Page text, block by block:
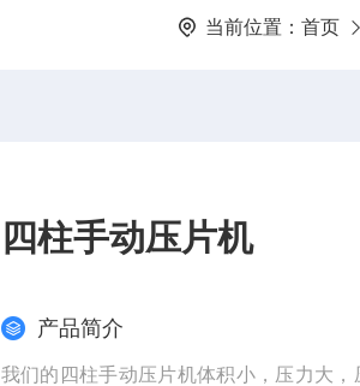
当前位置： 首页
四柱手动压片机
产品简介
我们的四柱手动压片机体积小，压力大